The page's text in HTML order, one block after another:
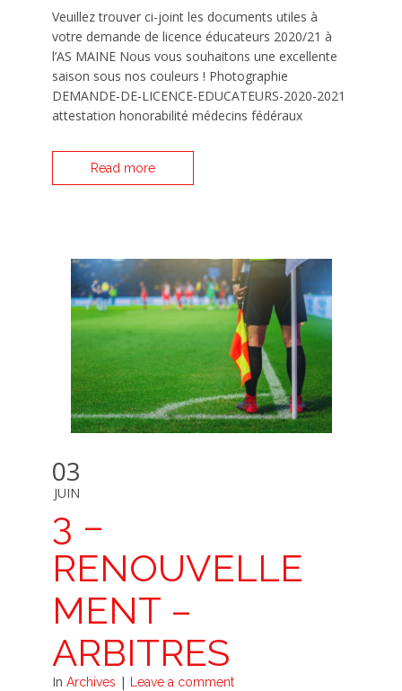
Veuillez trouver ci-joint les documents utiles à
votre demande de licence éducateurs 2020/21 à
l’AS MAINE Nous vous souhaitons une excellente
saison sous nos couleurs ! Photographie
DEMANDE-DE-LICENCE-EDUCATEURS-2020-2021
attestation honorabilité médecins fédéraux
Read more
03
JUIN
3 –
RENOUVELLE
MENT –
ARBITRES
In Archives | Leave a comment